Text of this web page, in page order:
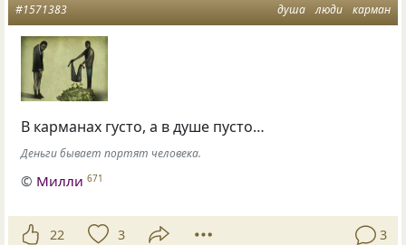
душа люди карман
#1571383
В карманах густо, а в душе пусто…
Деньги бывает портят человека.
© Милли 671
22 3 3